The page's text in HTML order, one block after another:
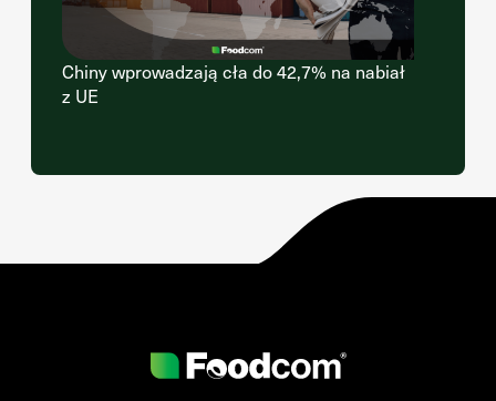
Chiny wprowadzają cła do 42,7% na nabiał
z UE